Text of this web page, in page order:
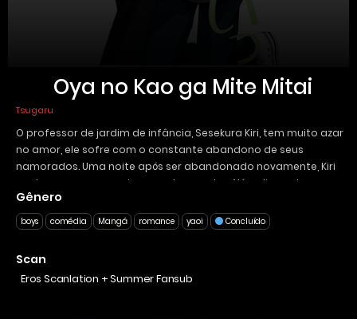
Oya no Kao ga Mite Mitai
Tsugaru
O professor de jardim de infância, Sesekura Kiri, tem muito azar
no amor, ele sofre com o constante abandono de seus
namorados. Uma noite após ser abandonado novamente, Kiri
conhece um cara mais azarado que ele…. Além disso, ele se
encontram no lugar mais inesperado possível!? Uma comédia
romântica entre um advogado, um professor, e uma criança.
Gênero
boys comédia Mangá romance yaoi Concluído
Scan
Eros Scanlation + Summer Fansub